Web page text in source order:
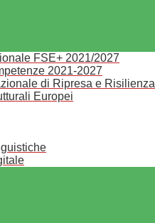
FSE+ 2021/2027
2021-2027
di Ripresa e Risilienza
Europei